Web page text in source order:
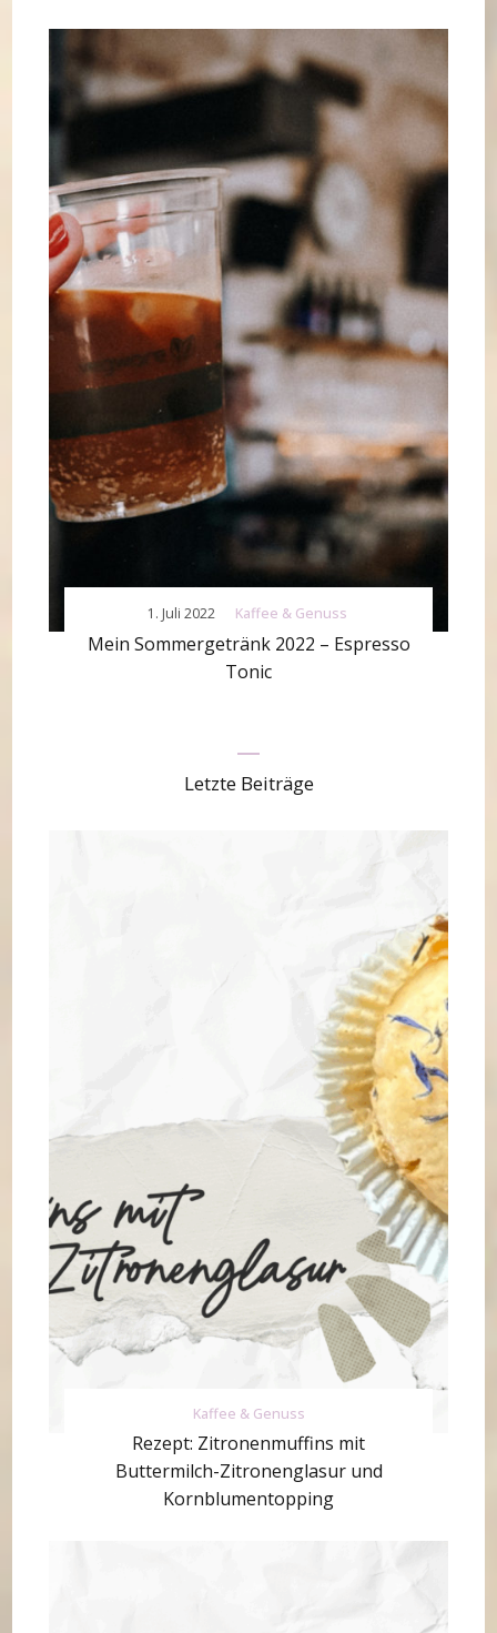
Kaffee & Genuss
Mein Sommergetränk 2022 – Espresso
Tonic
1. Juli 2022
Letzte Beiträge
Kaffee & Genuss
Rezept: Zitronenmuffins mit
Buttermilch-Zitronenglasur und
Kornblumentopping